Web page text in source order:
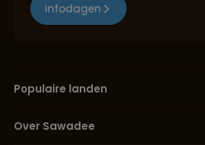
Infodagen
Populaire landen
Over Sawadee